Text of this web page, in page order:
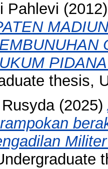
Pahlevi
thesis,
(2025)